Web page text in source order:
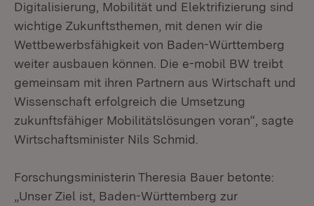
Digitalisierung, Mobilität und Elektrifizierung sind
wichtige Zukunftsthemen, mit denen wir die
Wettbewerbsfähigkeit von Baden-Württemberg
weiter ausbauen können. Die e-mobil BW treibt
gemeinsam mit ihren Partnern aus Wirtschaft und
Wissenschaft erfolgreich die Umsetzung
zukunftsfähiger Mobilitätslösungen voran“, sagte
Wirtschaftsminister Nils Schmid.
Forschungsministerin Theresia Bauer betonte:
„Unser Ziel ist, Baden-Württemberg zur